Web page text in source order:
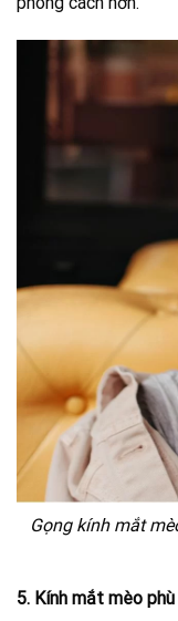
Gọng kính mắt
5. Kính mắt mèo